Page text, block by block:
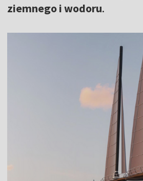
ziemnego i wodoru.